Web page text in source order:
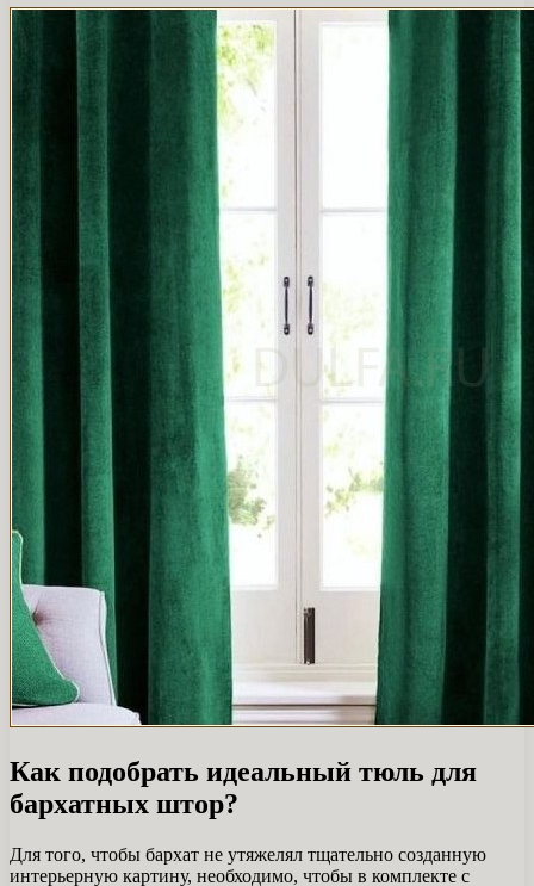
Как подобрать идеальный тюль для
бархатных штор?
Для того, чтобы бархат не утяжелял тщательно созданную
интерьерную картину, необходимо, чтобы в комплекте с